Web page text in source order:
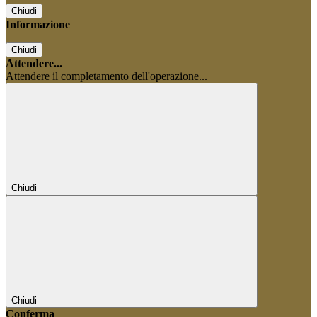
Chiudi
Informazione
Chiudi
Attendere...
Attendere il completamento dell'operazione...
Chiudi
Chiudi
Conferma